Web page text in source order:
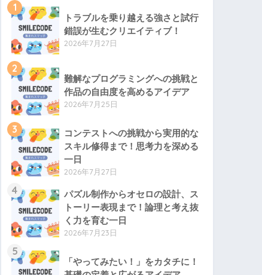
1
トラブルを乗り越える強さと試行
錯誤が生むクリエイティブ！
2026年7月27日
2
難解なプログラミングへの挑戦と
作品の自由度を高めるアイデア
2026年7月25日
3
コンテストへの挑戦から実用的な
スキル修得まで！思考力を深める
一日
2026年7月27日
4
パズル制作からオセロの設計、ス
トーリー表現まで！論理と考え抜
く力を育む一日
2026年7月23日
5
「やってみたい！」をカタチに！